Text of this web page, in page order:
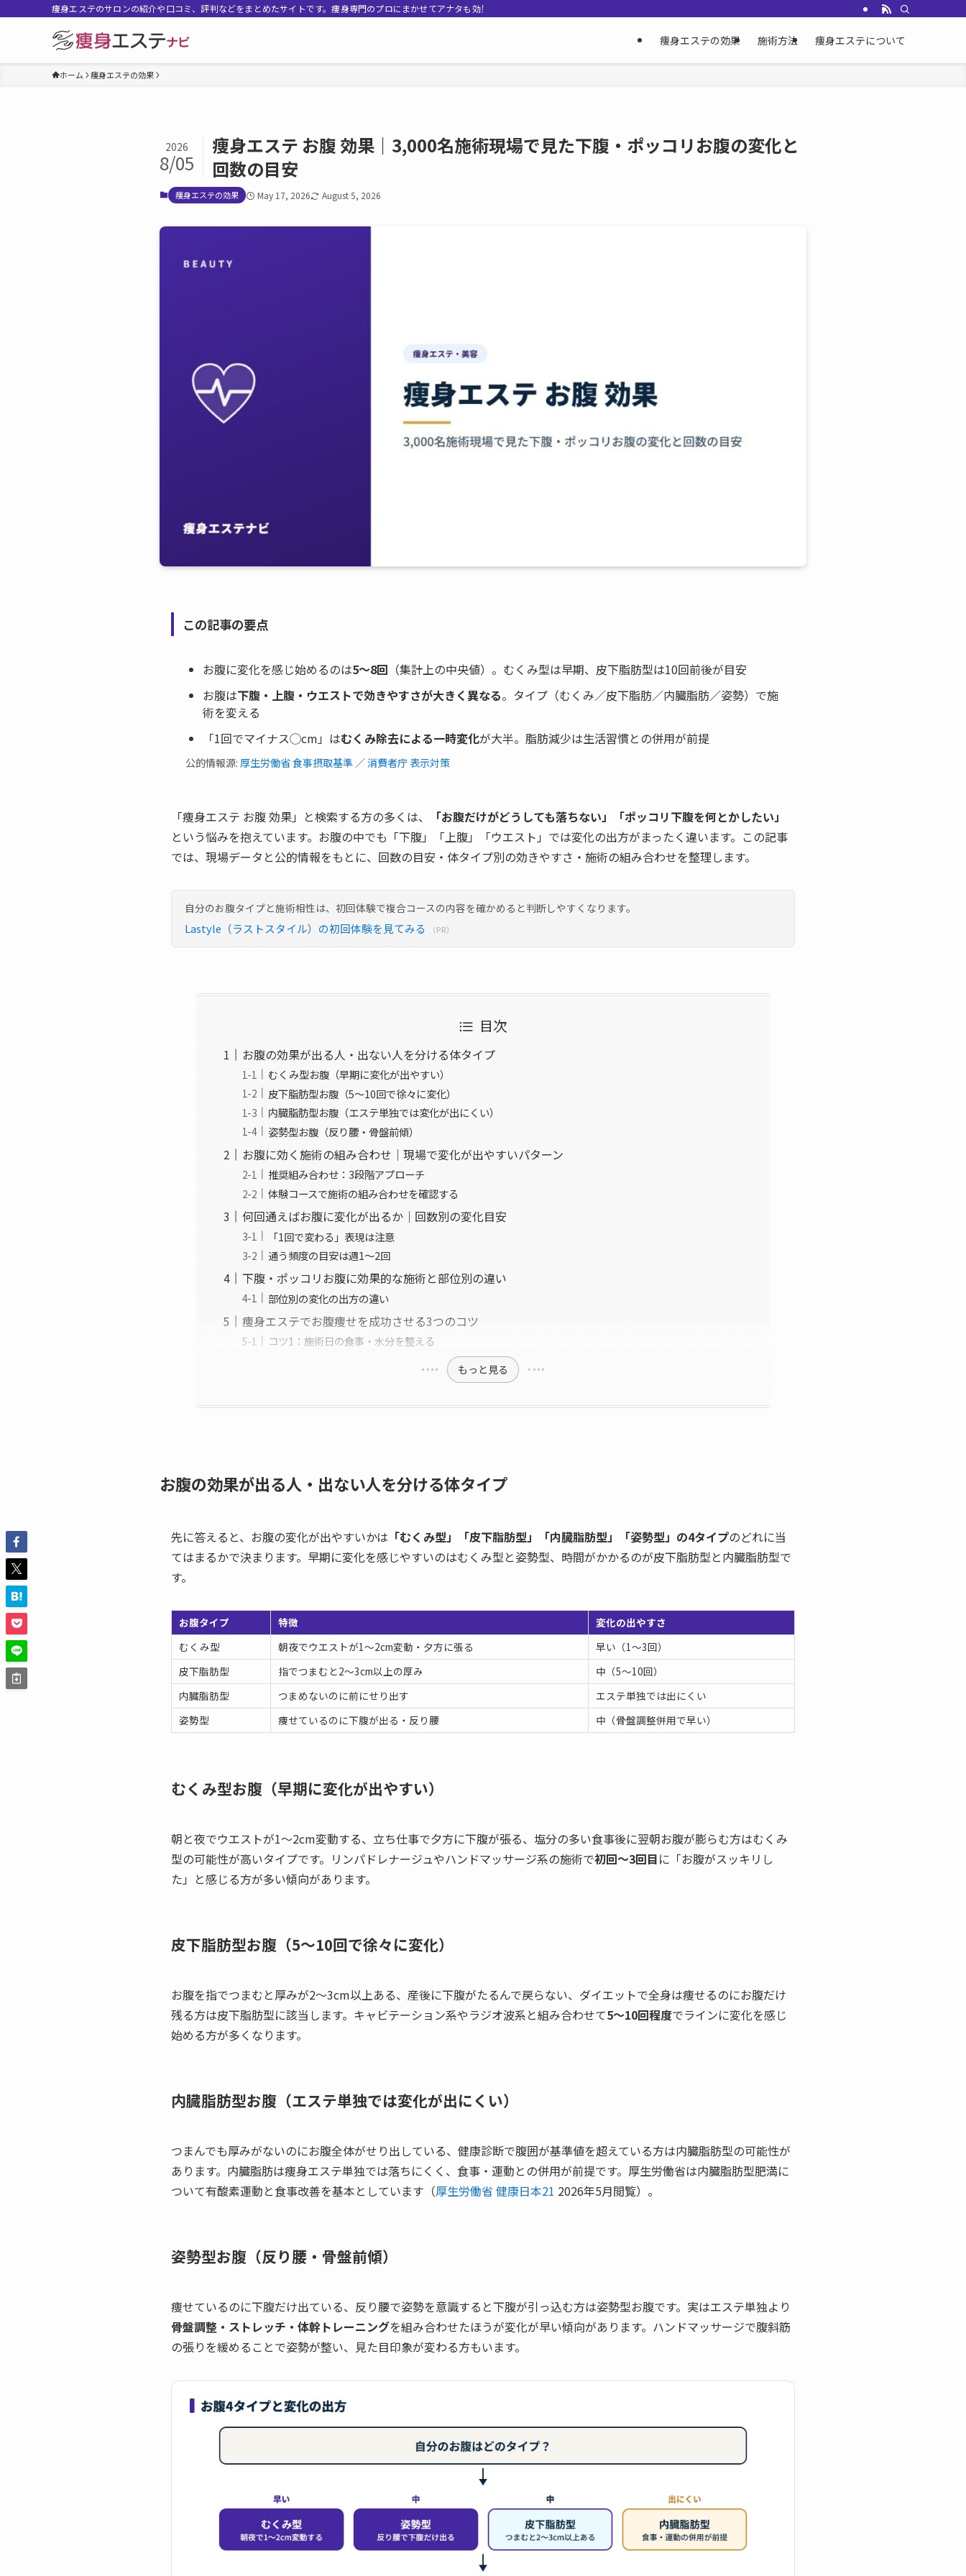
痩身エステのサロンの紹介や口コミ、評判などをまとめたサイトです。痩身専門のプロにまかせてアナタも効果的なダイエットしましょう！
痩身エステの効果 施術方法 痩身エステについて
ホーム 痩身エステの効果
痩身エステ お腹 効果｜3,000名施術現場で見た下腹・ポッコリお腹の変化と
回数の目安
2026
8/05
痩身エステの効果 May 17, 2026 August 5, 2026
この記事の要点
お腹に変化を感じ始めるのは5〜8回 （集計上の中央値）。むくみ型は早期、皮下脂肪型は10回前後が目安
お腹は下腹・上腹・ウエストで効きやすさが大きく異なる。タイプ（むくみ／皮下脂肪／内臓脂肪／姿勢）で施
術を変える
「1回でマイナス◯cm」はむくみ除去による一時変化が大半。脂肪減少は生活習慣との併用が前提
公的情報源: 厚生労働省 食事摂取基準 ／消費者庁 表示対策
「痩身エステ お腹 効果」と検索する方の多くは、
「お腹だけがどうしても落ちない」「ポッコリ下腹を何とかしたい」
という悩みを抱えています。お腹の中でも「下腹」「上腹」「ウエスト」では変化の出方がまったく違います。この記事
では、現場データと公的情報をもとに、回数の目安・体タイプ別の効きやすさ・施術の組み合わせを整理します。
自分のお腹タイプと施術相性は、初回体験で複合コースの内容を確かめると判断しやすくなります。
Lastyle（ラストスタイル）の初回体験を見てみる （PR）
目次
お腹の効果が出る人・出ない人を分ける体タイプ
むくみ型お腹（早期に変化が出やすい）
皮下脂肪型お腹（5〜10回で徐々に変化）
内臓脂肪型お腹（エステ単独では変化が出にくい）
姿勢型お腹（反り腰・骨盤前傾）
お腹に効く施術の組み合わせ｜現場で変化が出やすいパターン
推奨組み合わせ：3段階アプローチ
体験コースで施術の組み合わせを確認する
何回通えばお腹に変化が出るか｜回数別の変化目安
「1回で変わる」表現は注意
通う頻度の目安は週1〜2回
下腹・ポッコリお腹に効果的な施術と部位別の違い
部位別の変化の出方の違い
痩身エステでお腹痩せを成功させる3つのコツ
コツ1：施術日の食事・水分を整える
もっと見る
お腹の効果が出る人・出ない人を分ける体タイプ
先に答えると、お腹の変化が出やすいかは 「むくみ型」「皮下脂肪型」「内臓脂肪型」「姿勢型」の4タイプのどれに当
てはまるかで決まります。早期に変化を感じやすいのはむくみ型と姿勢型、時間がかかるのが皮下脂肪型と内臓脂肪型で
す。
お腹タイプ 特徴
変化の出やすさ
むくみ型
朝夜でウエストが1〜2cm変動・夕方に張る
早い（1〜3回）
皮下脂肪型
指でつまむと2〜3cm以上の厚み
中（5〜10回）
内臓脂肪型
つまめないのに前にせり出す
エステ単独では出にくい
姿勢型
痩せているのに下腹が出る・反り腰 中（骨盤調整併用で早い）
むくみ型お腹（早期に変化が出やすい）
朝と夜でウエストが1〜2cm変動する、立ち仕事で夕方に下腹が張る、塩分の多い食事後に翌朝お腹が膨らむ方はむくみ
型の可能性が高いタイプです。リンパドレナージュやハンドマッサージ系の施術で初回〜3回目に「お腹がスッキリし
た」と感じる方が多い傾向があります。
皮下脂肪型お腹（5〜10回で徐々に変化）
お腹を指でつまむと厚みが2〜3cm以上ある、産後に下腹がたるんで戻らない、ダイエットで全身は痩せるのにお腹だけ
残る方は皮下脂肪型に該当します。キャビテーション系やラジオ波系と組み合わせて5〜10回程度でラインに変化を感じ
始める方が多くなります。
内臓脂肪型お腹（エステ単独では変化が出にくい）
つまんでも厚みがないのにお腹全体がせり出している、健康診断で腹囲が基準値を超えている方は内臓脂肪型の可能性が
あります。内臓脂肪は痩身エステ単独では落ちにくく、食事・運動との併用が前提です。厚生労働省は内臓脂肪型肥満に
ついて有酸素運動と食事改善を基本としています（厚生労働省 健康日本21 2026年5月閲覧）。
姿勢型お腹（反り腰・骨盤前傾）
痩せているのに下腹だけ出ている、反り腰で姿勢を意識すると下腹が引っ込む方は姿勢型お腹です。実はエステ単独より
骨盤調整・ストレッチ・体幹トレーニングを組み合わせたほうが変化が早い傾向があります。ハンドマッサージで腹斜筋
の張りを緩めることで姿勢が整い、見た目印象が変わる方もいます。